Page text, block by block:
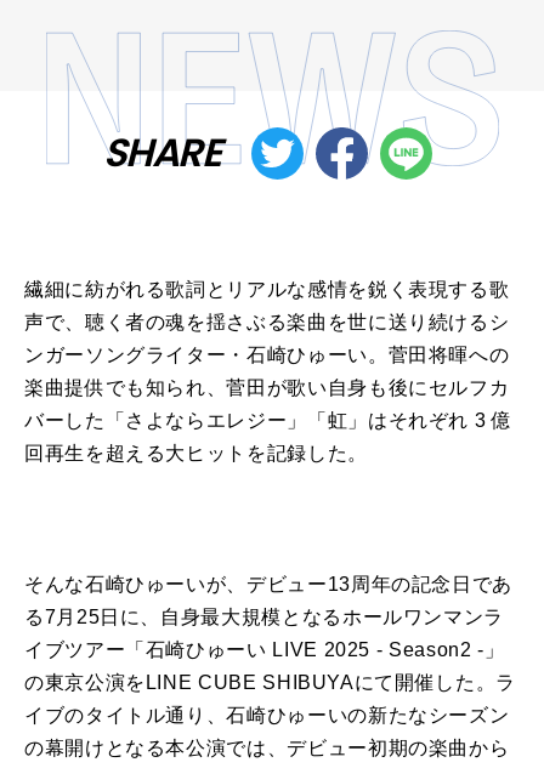
SHARE
繊細に紡がれる歌詞とリアルな感情を鋭く表現する歌
声で、聴く者の魂を揺さぶる楽曲を世に送り続けるシ
ンガーソングライター・⽯崎ひゅーい。菅⽥将暉への
楽曲提供でも知られ、菅⽥が歌い⾃⾝も後にセルフカ
バーした「さよならエレジー」「虹」はそれぞれ 3 億
回再⽣を超える⼤ヒットを記録した。
そんな⽯崎ひゅーいが、デビュー13周年の記念日であ
る7月25日に、自身最大規模となるホールワンマンラ
イブツアー「石崎ひゅーい LIVE 2025 - Season2 -」
の東京公演をLINE CUBE SHIBUYAにて開催した。ラ
イブのタイトル通り、石崎ひゅーいの新たなシーズン
の幕開けとなる本公演では、デビュー初期の楽曲から